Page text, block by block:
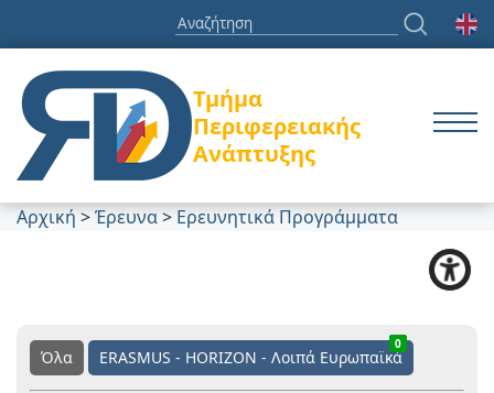
Τμήμα
Περιφερειακής
Ανάπτυξης
Αρχική >Έρευνα> Ερευνητικά Προγράμματα
Όλα ERASMUS - HORIZON - Λοιπά Ευρωπαϊκά
0
1
1